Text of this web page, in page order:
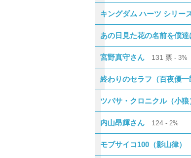
キングダム ハーツ シリー
あの日見た花の名前を僕
宮野真守さん 131 票 3%
終わりのセラフ（百夜優一
ツバサ・クロニクル（小狼
内山昂輝さん 124 2%
モブサイコ100（影山律）